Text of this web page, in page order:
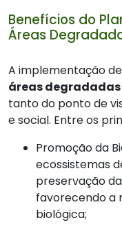
Benefícios do
Áreas
A implementação
áreas degradadas
tanto do ponto de
e social. Entre os
Promoção da Biodiversidade: a recuperação de
ecossistemas
preservação
favorecendo a
biológica;